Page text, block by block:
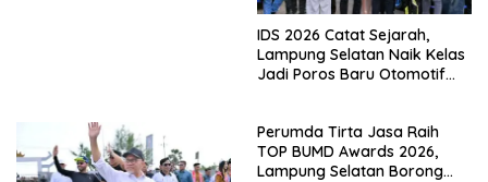
IDS 2026 Catat Sejarah,
Lampung Selatan Naik Kelas
Jadi Poros Baru Otomotif
Perumda Tirta Jasa Raih
TOP BUMD Awards 2026,
Lampung Selatan Borong